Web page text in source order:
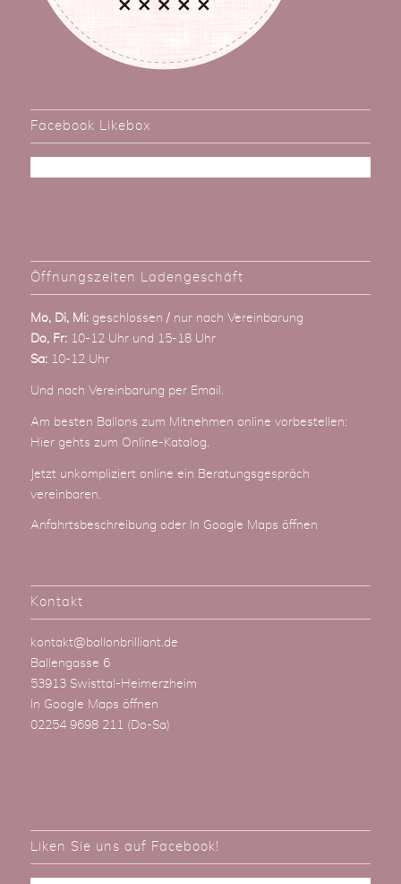
Facebook Likebox
Öffnungszeiten Ladengeschäft
Mo, Di, Mi:geschlossen / nur nach Vereinbarung
Do, Fr:10-12 Uhr und 15-18 Uhr
Sa:10-12 Uhr
Und nach Vereinbarung per Email
Am besten Ballons zum Mitnehmen online vorbestellen:
Hier gehts zum Online-Katalog
Jetzt unkompliziert online ein Beratungsgespräch
vereinbaren.
Anfahrtsbeschreibung oder In Google Maps öffnen
Kontakt
kontakt@ballonbrilliant.de
Ballengasse 6
53913 Swisttal-Heimerzheim
In Google Maps öffnen
02254 9698 211 (Do-Sa)
Liken Sie uns auf Facebook!